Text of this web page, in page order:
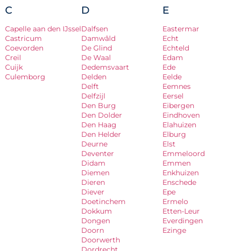
C
Capelle aan den IJssel
Castricum
Coevorden
Creil
Cuijk
Culemborg
D
Dalfsen
Damwâld
De Glind
De Waal
Dedemsvaart
Delden
Delft
Delfzijl
Den Burg
Den Dolder
Den Haag
Den Helder
Deurne
Deventer
Didam
Diemen
Dieren
Diever
Doetinchem
Dokkum
Dongen
Doorn
Doorwerth
E
Eastermar
Echt
Echteld
Edam
Ede
Eelde
Eemnes
Eersel
Eibergen
Eindhoven
Elahuizen
Elburg
Elst
Emmeloord
Emmen
Enkhuizen
Enschede
Epe
Ermelo
Etten-Leur
Everdingen
Ezinge